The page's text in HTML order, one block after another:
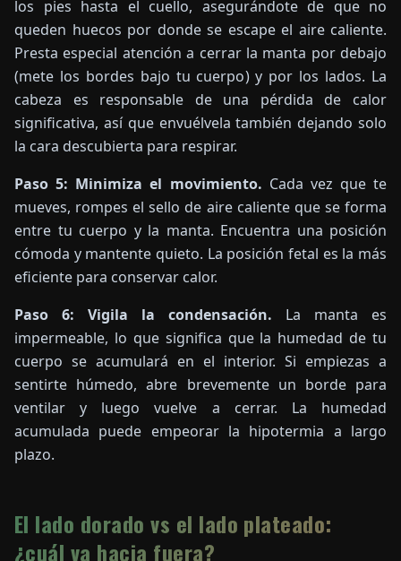
los pies hasta el cuello, asegurándote de que no
queden huecos por donde se escape el aire caliente.
Presta especial atención a cerrar la manta por debajo
(mete los bordes bajo tu cuerpo) y por los lados. La
cabeza es responsable de una pérdida de calor
significativa, así que envuélvela también dejando solo
la cara descubierta para respirar.
Paso 5: Minimiza el movimiento. Cada vez que te
mueves, rompes el sello de aire caliente que se forma
entre tu cuerpo y la manta. Encuentra una posición
cómoda y mantente quieto. La posición fetal es la más
eficiente para conservar calor.
Paso 6: Vigila la condensación. La manta es
impermeable, lo que significa que la humedad de tu
cuerpo se acumulará en el interior. Si empiezas a
sentirte húmedo, abre brevemente un borde para
ventilar y luego vuelve a cerrar. La humedad
acumulada puede empeorar la hipotermia a largo
plazo.
El lado dorado vs el lado plateado:
¿cuál va hacia fuera?